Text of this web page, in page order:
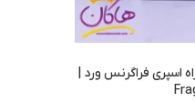
اسپری فراگرنس ورد |